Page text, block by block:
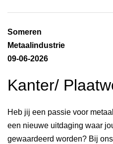
Someren
Metaalindustrie
09-06-2026
Kanter/
Heb jij een passie voor
een nieuwe uitdaging waar
gewaardeerd worden? Bij